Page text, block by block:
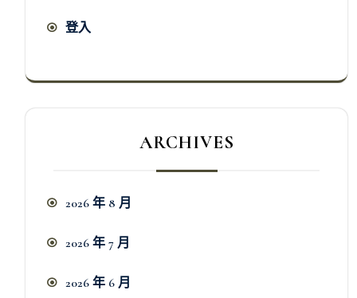
登入
ARCHIVES
2026 年 8 月
2026 年 7 月
2026 年 6 月